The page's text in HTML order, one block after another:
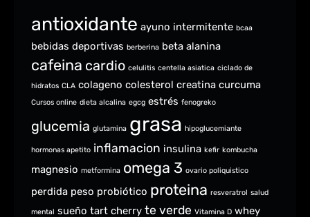
antioxidante ayuno intermitente bcaa
bebidas deportivas berberina beta alanina
cafeina cardio celulitis centella asiatica ciclado de
hidratos CLA colageno colesterol creatina curcuma
Cursos online dieta alcalina egcg estrés fenogreko
glucemia glutamina grasa hipoglucemiante
hormonas apetito inflamacion insulina kefir kombucha
magnesio metformina omega 3 ovario poliquistico
perdida peso probiótico proteina resveratrol salud
mental sueño tart cherry te verde Vitamina D whey